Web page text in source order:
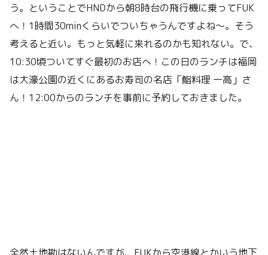
う。ということでHNDから朝8時台の飛行機に乗ってFUK
へ！1時間30minくらいでついちゃうんですよね〜。そう
考えると近い。もっと気軽に来れるのかも知れない。で、
10:30頃ついてすぐ最初のお店へ！この日のランチは福岡
は大濠公園の近くにあるお寿司の名店「鮨料理 一高」さ
ん！12:00からのランチを事前に予約しておきました。